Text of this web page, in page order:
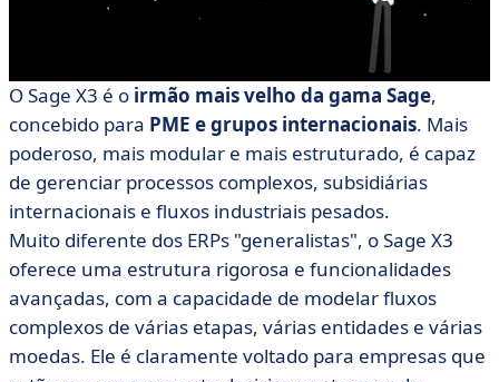
O Sage X3 é o irmão mais velho da gama Sage,
concebido para PME e grupos internacionais. Mais
poderoso, mais modular e mais estruturado, é capaz
de gerenciar processos complexos, subsidiárias
internacionais e fluxos industriais pesados.
Muito diferente dos ERPs "generalistas", o Sage X3
oferece uma estrutura rigorosa e funcionalidades
avançadas, com a capacidade de modelar fluxos
complexos de várias etapas, várias entidades e várias
moedas. Ele é claramente voltado para empresas que